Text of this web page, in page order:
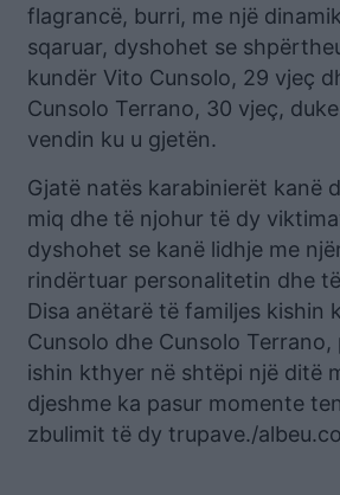
flagrancë, burri, me një
sqaruar, dyshohet se
kundër Vito Cunsolo, 29 vjeç
Cunsolo Terrano, 30 vjeç,
vendin ku u gjetën.
Gjatë natës karabinierët kanë
miq dhe të njohur të dy
dyshohet se kanë lidhje me
rindërtuar personalitetin dhe
Disa anëtarë të familjes kishin
Cunsolo dhe Cunsolo Terrano,
ishin kthyer në shtëpi një ditë
djeshme ka pasur momente
zbulimit të dy trupave./